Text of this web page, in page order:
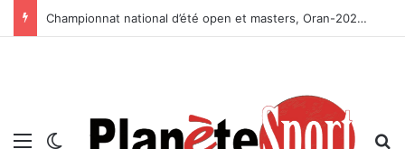
Championnat national d’été open et masters, Oran-2026 — Le CRB s’adjuge le titre
Menu Switch skin